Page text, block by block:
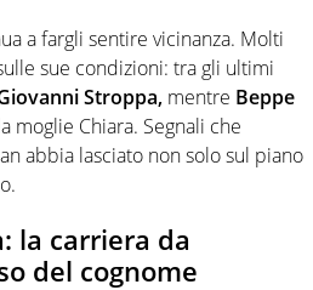
a fargli sentire vicinanza. Molti
sue condizioni: tra gli ultimi
Stroppa, mentre Beppe
moglie Chiara. Segnali che
abbia lasciato non solo sul piano
la carriera da
del cognome